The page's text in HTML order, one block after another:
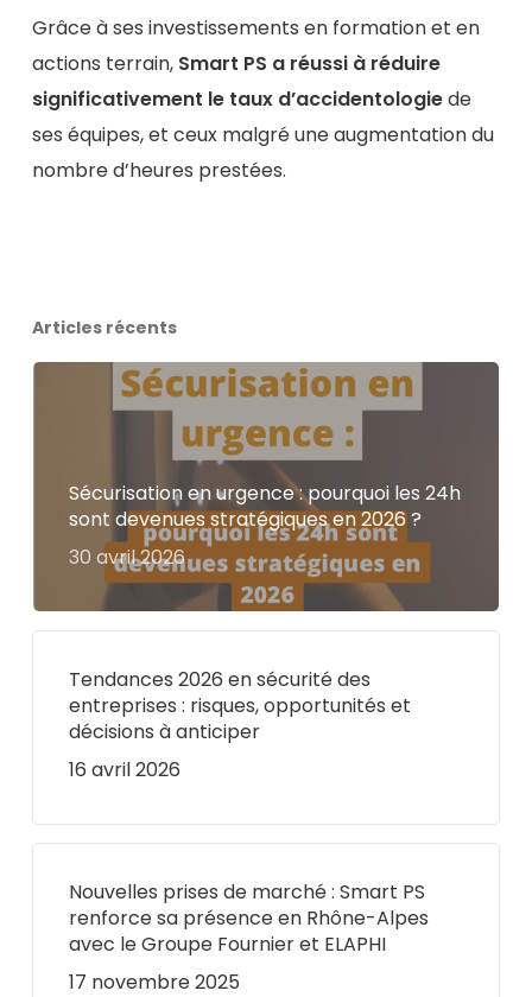
Grâce à ses investissements en formation et en
actions terrain, Smart PS a réussi à réduire
significativement le taux d’accidentologiede
ses équipes, et ceux malgré une augmentation du
nombre d’heures prestées.
Articles récents
Sécurisation en urgence : pourquoi les 24h
sont devenues stratégiques en 2026 ?
30 avril 2026
Tendances 2026 en sécurité des
entreprises : risques, opportunités et
décisions à anticiper
16 avril 2026
Nouvelles prises de marché : Smart PS
renforce sa présence en Rhône-Alpes
avec le Groupe Fournier et ELAPHI
17 novembre 2025